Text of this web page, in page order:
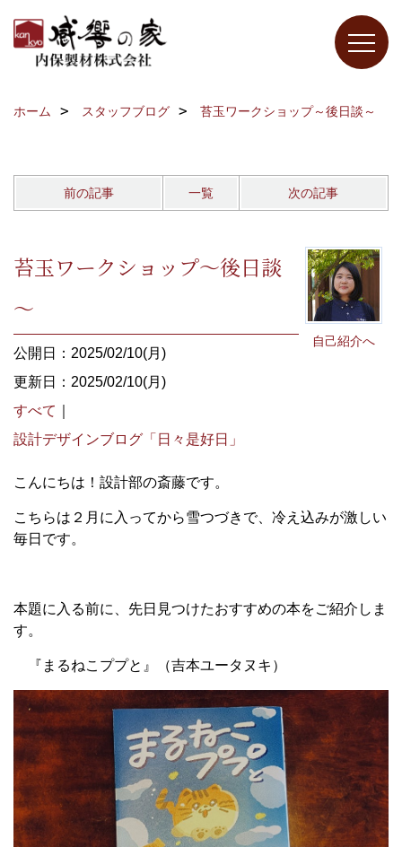
ホーム スタッフブログ 苔玉ワークショップ～後日談～
前の記事 一覧 次の記事
自己紹介へ
苔玉ワークショップ～後日談
～
公開日：2025/02/10(月)
更新日：2025/02/10(月)
すべて
設計デザインブログ「日々是好日」
こんにちは！設計部の斎藤です。
こちらは２月に入ってから雪つづきで、冷え込みが激しい
毎日です。
本題に入る前に、先日見つけたおすすめの本をご紹介しま
す。
『まるねこププと』（吉本ユータヌキ）